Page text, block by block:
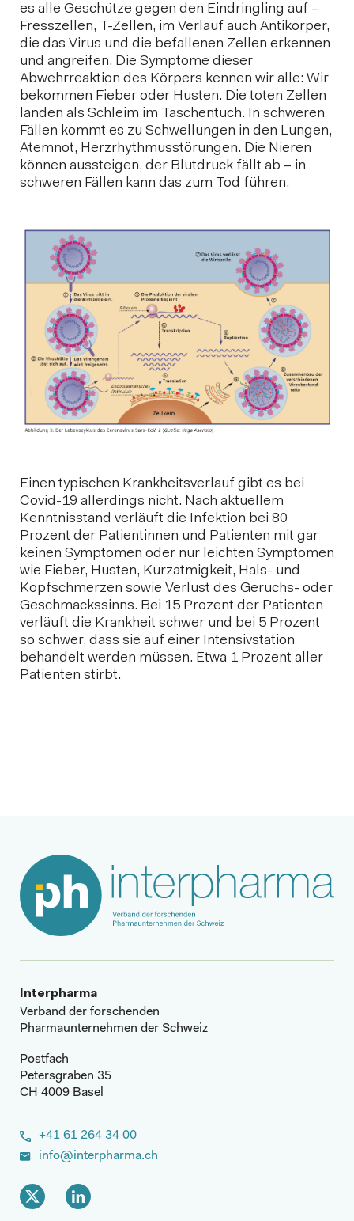
es alle Geschütze gegen den Eindringling auf –
Fresszellen, T-Zellen, im Verlauf auch Antikörper,
die das Virus und die befallenen Zellen erkennen
und angreifen. Die Symptome dieser
Abwehrreaktion des Körpers kennen wir alle: Wir
bekommen Fieber oder Husten. Die toten Zellen
landen als Schleim im Taschentuch. In schweren
Fällen kommt es zu Schwellungen in den Lungen,
Atemnot, Herzrhythmusstörungen. Die Nieren
können aussteigen, der Blutdruck fällt ab – in
schweren Fällen kann das zum Tod führen.
Einen typischen Krankheitsverlauf gibt es bei
Covid-19 allerdings nicht. Nach aktuellem
Kenntnisstand verläuft die Infektion bei 80
Prozent der Patientinnen und Patienten mit gar
keinen Symptomen oder nur leichten Symptomen
wie Fieber, Husten, Kurzatmigkeit, Hals- und
Kopfschmerzen sowie Verlust des Geruchs- oder
Geschmackssinns. Bei 15 Prozent der Patienten
verläuft die Krankheit schwer und bei 5 Prozent
so schwer, dass sie auf einer Intensivstation
behandelt werden müssen. Etwa 1 Prozent aller
Patienten stirbt.
Interpharma
Verband der forschenden
Pharmaunternehmen der Schweiz
Postfach
Petersgraben 35
CH 4009 Basel
+41 61 264 34 00
info@interpharma.ch